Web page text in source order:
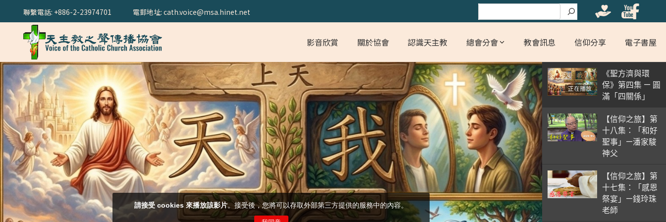
聯繫電話: +886-2-23974701 搜尋
電郵地址: cath.voice@msa.hinet.net
影音欣賞 關於協會 認識天主教 總會分會 教會訊息 信仰分享 電子書屋
正在播放
《聖方濟與環
保》第四集 — 圓
滿「四關係」
【信仰之旅】第
十八集：「和好
聖事」—潘家駿
神父
【信仰之旅】第
十七集：「感恩
祭宴」—錢玲珠
老師